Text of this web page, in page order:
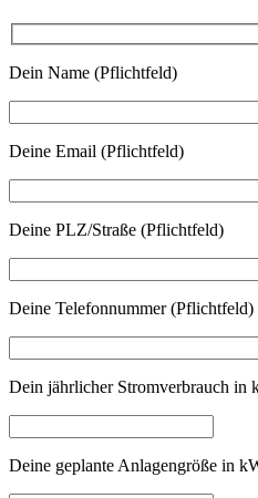
Dein Name (Pflichtfeld)
Deine Email (Pflichtfeld)
Deine PLZ/Straße (Pflichtfeld)
Deine Telefonnummer (Pflichtfeld)
Dein jährlicher Stromverbrauch in
Deine geplante Anlagengröße in